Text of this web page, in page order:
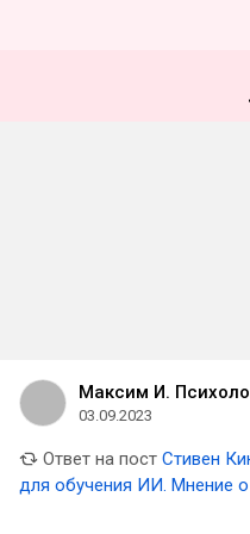
Максим И.
03.09.2023
Ответ на пост Стивен
для обучения ИИ. Мнение